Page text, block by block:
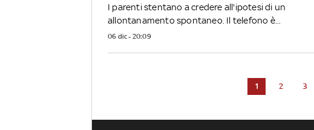
I parenti stentano a credere all'ipotesi di un
allontanamento spontaneo. Il telefono è...
06 dic - 20:09
1 2 3